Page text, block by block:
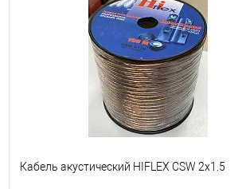
В избранное
Кабель акустический HIFLEX CSW 2x1.5